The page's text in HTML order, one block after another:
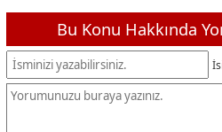
Bu Konu Hakkında